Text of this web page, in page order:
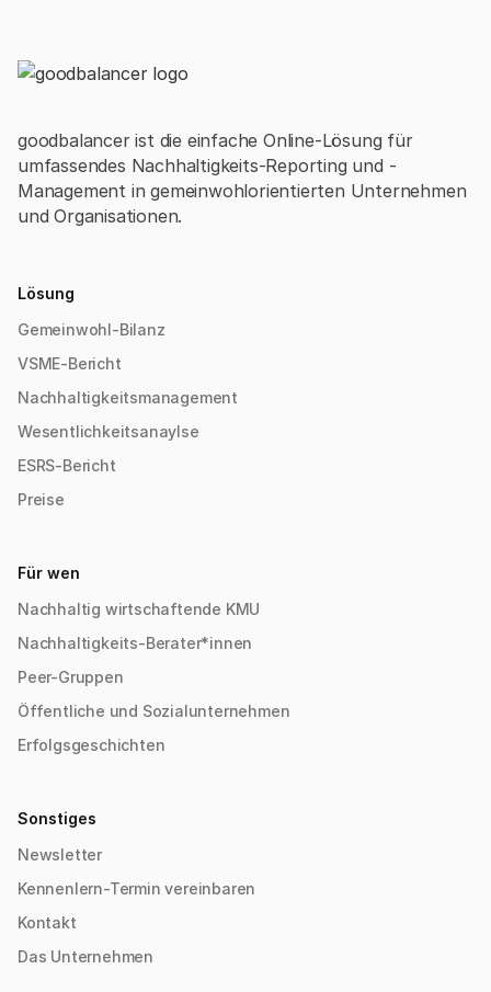
goodbalancer ist die einfache Online-Lösung für
umfassendes Nachhaltigkeits-Reporting und -
Management in gemeinwohlorientierten Unternehmen
und Organisationen.
Lösung
Gemeinwohl-Bilanz
VSME-Bericht
Nachhaltigkeitsmanagement
Wesentlichkeitsanaylse
ESRS-Bericht
Preise
Für wen
Nachhaltig wirtschaftende KMU
Nachhaltigkeits-Berater*innen
Peer-Gruppen
Öffentliche und Sozialunternehmen
Erfolgsgeschichten
Sonstiges
Newsletter
Kennenlern-Termin vereinbaren
Kontakt
Das Unternehmen